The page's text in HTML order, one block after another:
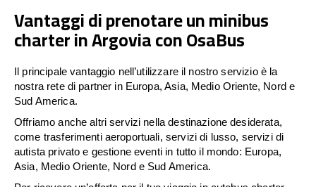
Vantaggi di prenotare un minibus
charter in Argovia con OsaBus
Il principale vantaggio nell’utilizzare il nostro servizio è la
nostra rete di partner in Europa, Asia, Medio Oriente, Nord e
Sud America.
Offriamo anche altri servizi nella destinazione desiderata,
come trasferimenti aeroportuali, servizi di lusso, servizi di
autista privato e gestione eventi in tutto il mondo: Europa,
Asia, Medio Oriente, Nord e Sud America.